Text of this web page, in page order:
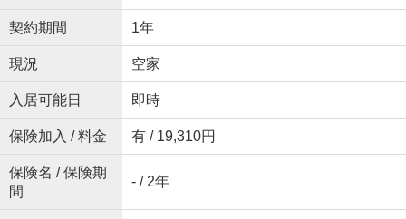
契約期間 1年
現況 空家
入居可能日 即時
保険加入 / 料金 有 / 19,310円
保険名 / 保険期
間
- / 2年